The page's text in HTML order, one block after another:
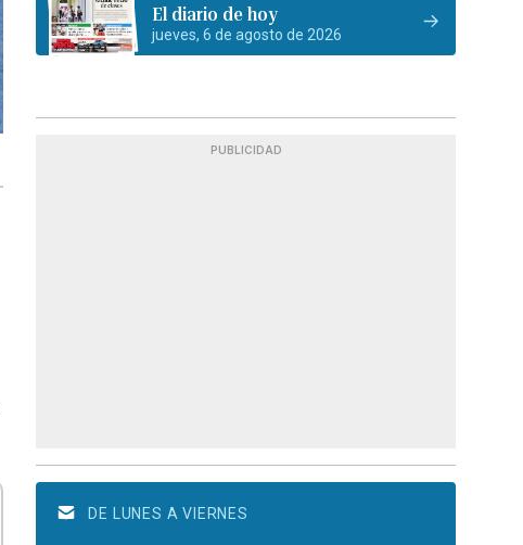
El diario de hoy
jueves, 6 de agosto de 2026
PUBLICIDAD
DE LUNES A VIERNES